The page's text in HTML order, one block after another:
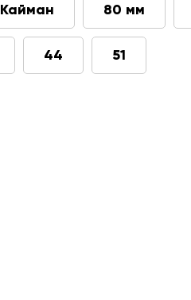
Кайман 80 мм
44 51